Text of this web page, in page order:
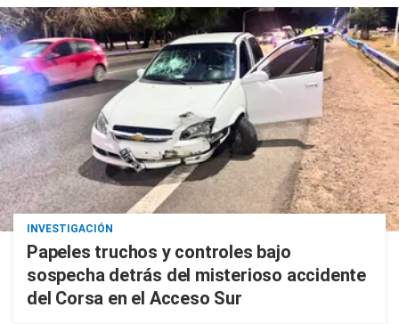
INVESTIGACIÓN
Papeles truchos y controles bajo
sospecha detrás del misterioso accidente
del Corsa en el Acceso Sur